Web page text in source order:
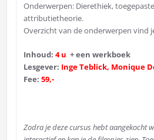
Onderwerpen: Dierethiek,
attributietheorie.
Overzicht van de onderwerpen vind
Inhoud:4 u + een werkboek
Lesgever: Inge Teblick, Monique
Fee:59,-
Zodra je deze cursus hebt aangekocht